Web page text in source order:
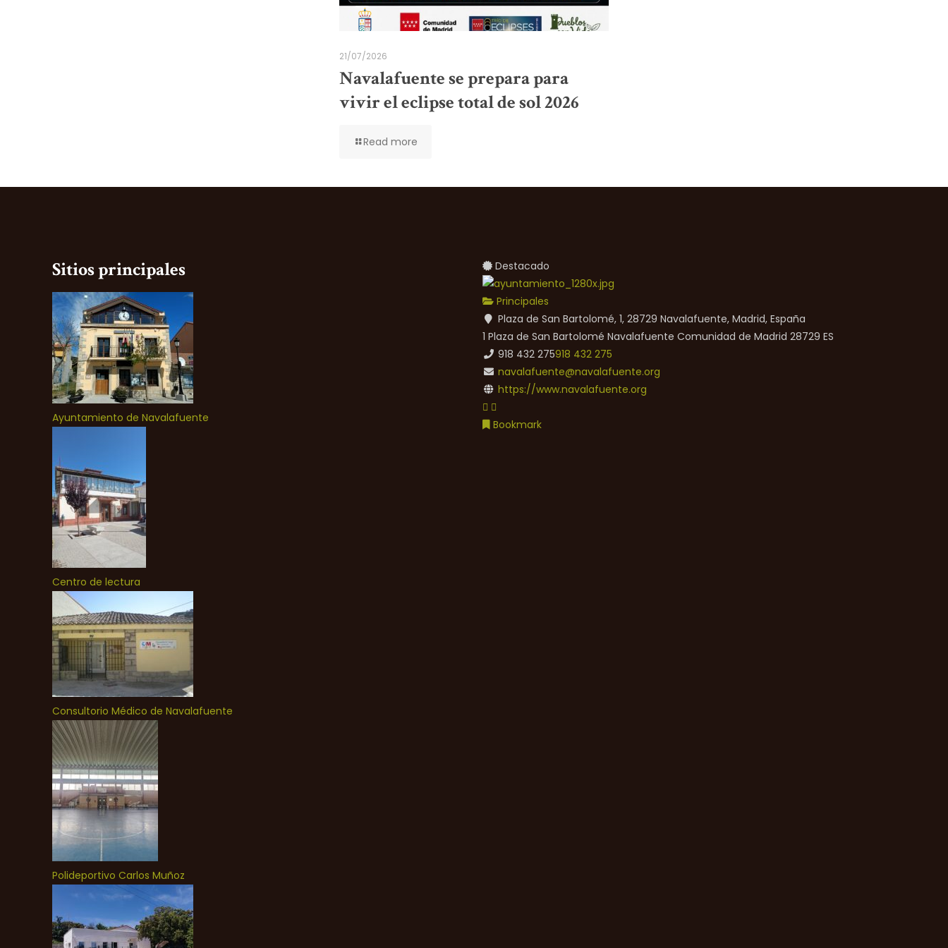
21/07/2026
Navalafuente se prepara para
vivir el eclipse total de sol 2026
Read more
Sitios principales
Ayuntamiento de Navalafuente
Centro de lectura
Consultorio Médico de Navalafuente
Polideportivo Carlos Muñoz
Destacado
Principales
Plaza de San Bartolomé, 1, 28729 Navalafuente, Madrid, España
1 Plaza de San Bartolomé Navalafuente Comunidad de Madrid 28729 ES
918 432 275918 432 275
navalafuente@navalafuente.org
https://www.navalafuente.org
Bookmark